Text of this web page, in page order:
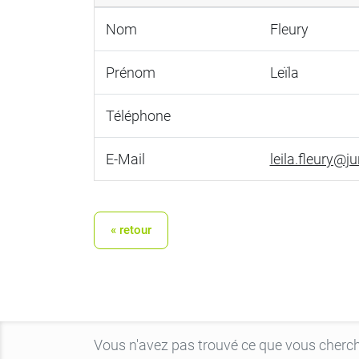
Nom Fleury
Prénom Leïla
Téléphone
E-Mail
« retour